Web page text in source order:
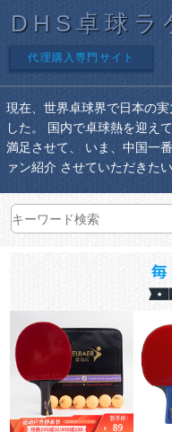
DHS卓球ラ
代理購入専門サイト
現在、世界卓球界で日本の
した。 国内で卓球熱を迎え
満足させて、 いま、中国一
ァン紹介 させていただきた